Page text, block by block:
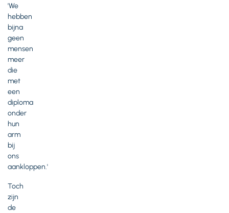
'We
hebben
bijna
geen
mensen
meer
die
met
een
diploma
onder
hun
arm
bij
ons
aankloppen.'
Toch
zijn
de